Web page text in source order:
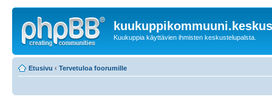
Kuukuppia käyttävien ihmisten keskustelupalsta.
Etusivu ‹ Tervetuloa foorumille